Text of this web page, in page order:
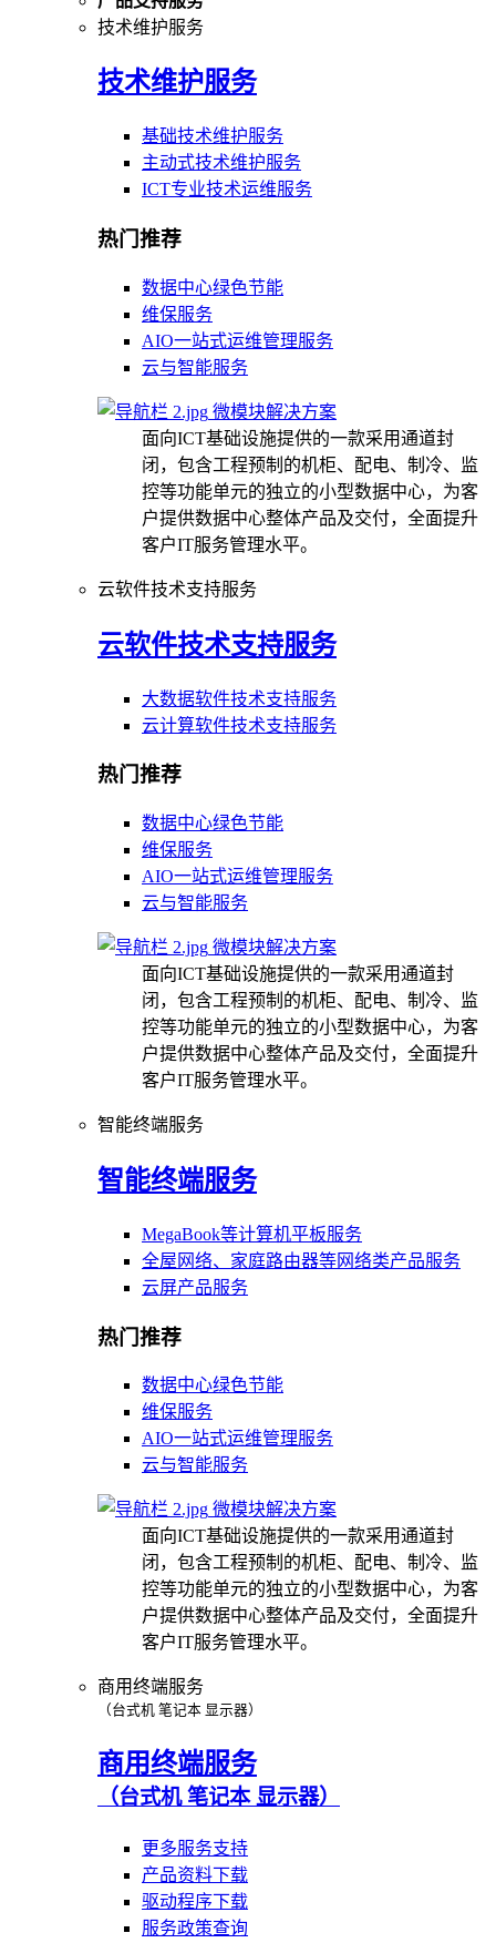
技术维护服务
技术维护服务
基础技术维护服务
主动式技术维护服务
ICT专业技术运维服务
热门推荐
数据中心绿色节能
维保服务
AIO一站式运维管理服务
云与智能服务
微模块解决方案
面向ICT基础设施提供的一款采用通道封
闭，包含工程预制的机柜、配电、制冷、监
控等功能单元的独立的小型数据中心，为客
户提供数据中心整体产品及交付，全面提升
客户IT服务管理水平。
云软件技术支持服务
云软件技术支持服务
大数据软件技术支持服务
云计算软件技术支持服务
热门推荐
数据中心绿色节能
维保服务
AIO一站式运维管理服务
云与智能服务
微模块解决方案
面向ICT基础设施提供的一款采用通道封
闭，包含工程预制的机柜、配电、制冷、监
控等功能单元的独立的小型数据中心，为客
户提供数据中心整体产品及交付，全面提升
客户IT服务管理水平。
智能终端服务
智能终端服务
MegaBook等计算机平板服务
全屋网络、家庭路由器等网络类产品服务
云屏产品服务
热门推荐
数据中心绿色节能
维保服务
AIO一站式运维管理服务
云与智能服务
微模块解决方案
面向ICT基础设施提供的一款采用通道封
闭，包含工程预制的机柜、配电、制冷、监
控等功能单元的独立的小型数据中心，为客
户提供数据中心整体产品及交付，全面提升
客户IT服务管理水平。
商用终端服务
（台式机 笔记本 显示器）
商用终端服务
（台式机 笔记本 显示器）
更多服务支持
产品资料下载
驱动程序下载
服务政策查询